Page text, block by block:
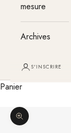
mesure
Archives
S'INSCRIRE
Panier
Agrandir l'image